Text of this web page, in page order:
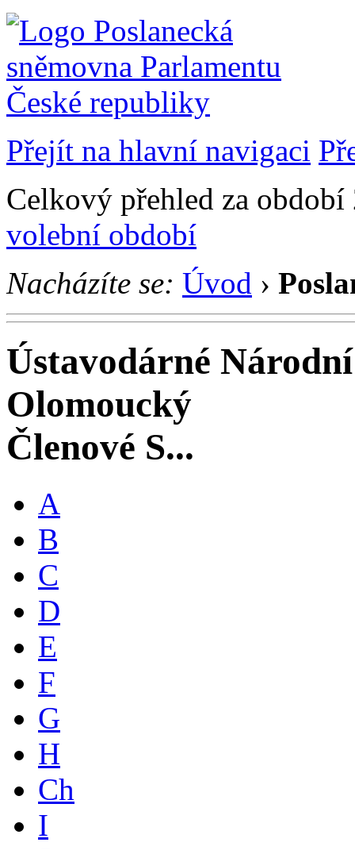
Přejít na hlavní navigaci
Celkový přehled za
volební období
Nacházíte se: Úvod ›
Ústavodárné
Olomoucký
Členové S...
A
B
C
D
E
F
G
H
Ch
I